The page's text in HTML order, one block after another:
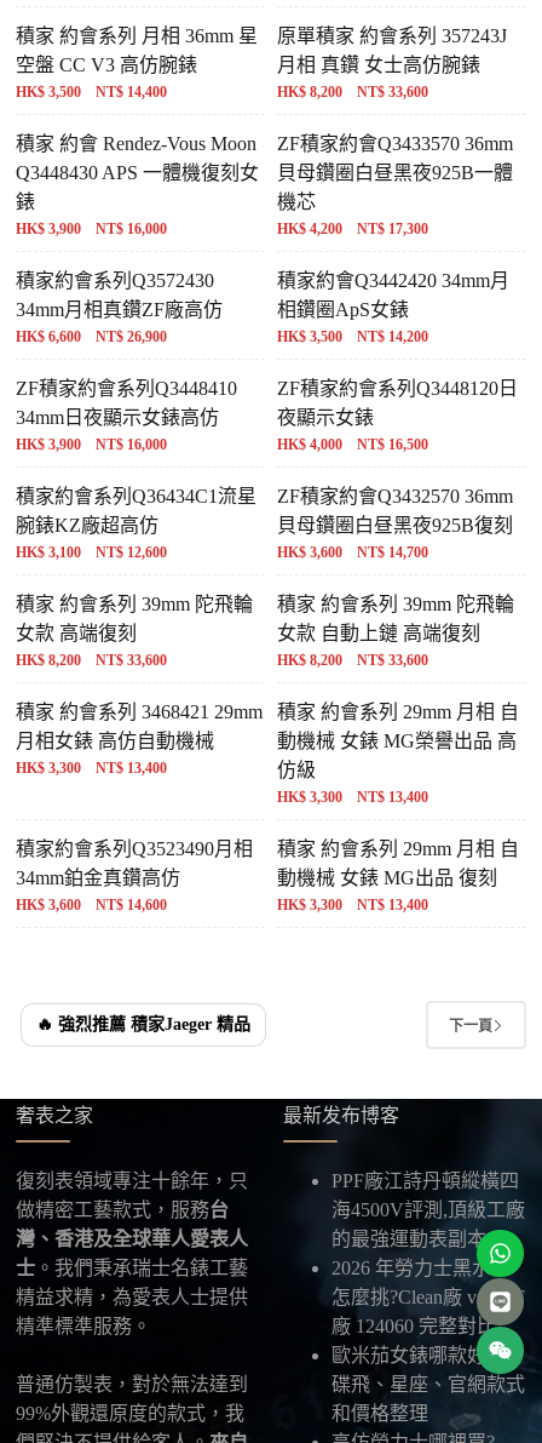
積家 約會系列 月相 36mm 星
空盤 CC V3 高仿腕錶
HK$ 3,500 NT$ 14,400
原單積家 約會系列 357243J
月相 真鑽 女士高仿腕錶
HK$ 8,200 NT$ 33,600
積家 約會 Rendez-Vous Moon
Q3448430 APS 一體機復刻女
錶
HK$ 3,900 NT$ 16,000
ZF積家約會Q3433570 36mm
貝母鑽圈白昼黑夜925B一體
機芯
HK$ 4,200 NT$ 17,300
積家約會系列Q3572430
34mm月相真鑽ZF廠高仿
HK$ 6,600 NT$ 26,900
積家約會Q3442420 34mm月
相鑽圈ApS女錶
HK$ 3,500 NT$ 14,200
ZF積家約會系列Q3448410
34mm日夜顯示女錶高仿
HK$ 3,900 NT$ 16,000
ZF積家約會系列Q3448120日
夜顯示女錶
HK$ 4,000 NT$ 16,500
積家約會系列Q36434C1流星
腕錶KZ廠超高仿
HK$ 3,100 NT$ 12,600
ZF積家約會Q3432570 36mm
貝母鑽圈白昼黑夜925B復刻
HK$ 3,600 NT$ 14,700
積家 約會系列 39mm 陀飛輪
女款 高端復刻
HK$ 8,200 NT$ 33,600
積家 約會系列 39mm 陀飛輪
女款 自動上鏈 高端復刻
HK$ 8,200 NT$ 33,600
積家 約會系列 3468421 29mm
月相女錶 高仿自動機械
HK$ 3,300 NT$ 13,400
積家 約會系列 29mm 月相 自
動機械 女錶 MG榮譽出品 高
仿級
HK$ 3,300 NT$ 13,400
積家約會系列Q3523490月相
34mm鉑金真鑽高仿
HK$ 3,600 NT$ 14,600
積家 約會系列 29mm 月相 自
動機械 女錶 MG出品 復刻
HK$ 3,300 NT$ 13,400
🔥 強烈推薦 積家Jaeger 精品 下一頁
奢表之家
復刻表領域專注十餘年，只
做精密工藝款式，服務台
灣、香港及全球華人愛表人
士 。我們秉承瑞士名錶工藝
精益求精，為愛表人士提供
精準標準服務。
普通仿製表，對於無法達到
99%外觀還原度的款式，我
最新发布博客
PPF廠江詩丹頓縱橫四
海4500V評測,頂級工廠
的最強運動表副本
2026 年勞力士黑水鬼
怎麼挑?Clean廠 vs VSF
廠 124060 完整對比
歐米茄女錶哪款好看?
碟飛、星座、官網款式
和價格整理